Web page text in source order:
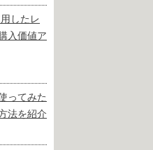
したレ
入価値ア
ってみた
法を紹介